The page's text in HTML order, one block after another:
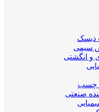
دیسک
سیمی
و انگشتی
چسب
صنعتی